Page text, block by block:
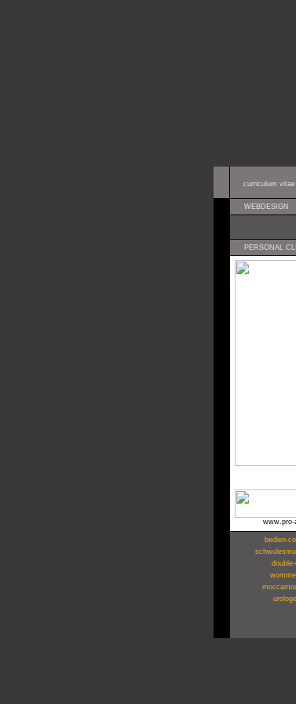
curriculum
WEBDESIGN
PERSONAL
www.pro-
bedien-